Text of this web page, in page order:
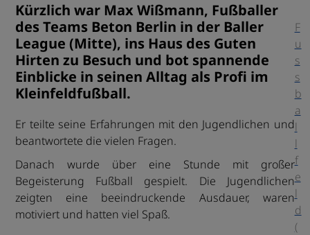
Kürzlich war Max Wißmann, Fußballer
des Teams Beton Berlin in der Baller
League (Mitte), ins Haus des Guten
Hirten zu Besuch und bot spannende
Einblicke in seinen Alltag als Profi im
Kleinfeldfußball.
Er teilte seine Erfahrungen mit den Jugendlichen und
beantwortete die vielen Fragen.
Danach wurde über eine Stunde mit großer
Begeisterung Fußball gespielt. Die Jugendlichen
zeigten eine beeindruckende Ausdauer, waren
motiviert und hatten viel Spaß.
F
u
s
s
b
a
l
l
f
e
l
d
(